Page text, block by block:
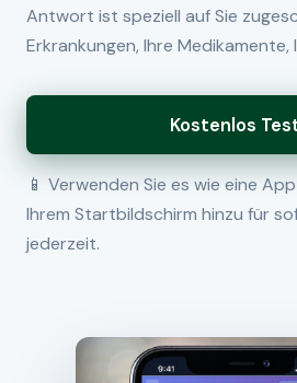
Antwort ist speziell auf Sie
Erkrankungen, Ihre Medikamente,
Kostenlos
📱 Verwenden Sie es wie eine
Ihrem Startbildschirm hinzu für
jederzeit.